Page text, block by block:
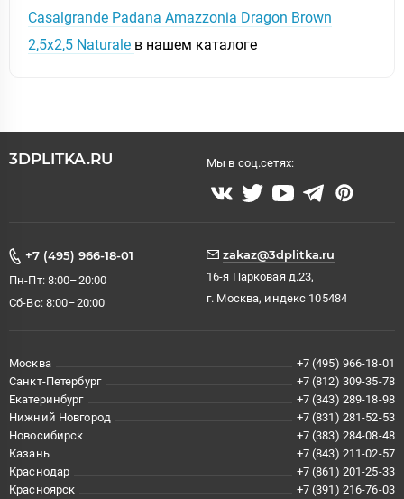
Casalgrande Padana Amazzonia Dragon Brown
2,5x2,5 Naturale в нашем каталоге
3DPLITKA.RU Мы в соц.сетях:
+7 (495) 966-18-01
Пн-Пт: 8:00–20:00
Сб-Вс: 8:00–20:00
zakaz@3dplitka.ru
16-я Парковая д.23,
г. Москва, индекс 105484
Москва
+7 (495) 966-18-01
Санкт-Петербург
+7 (812) 309-35-78
Екатеринбург
+7 (343) 289-18-98
Нижний Новгород
+7 (831) 281-52-53
Новосибирск
+7 (383) 284-08-48
Казань
+7 (843) 211-02-57
Краснодар
+7 (861) 201-25-33
Красноярск
+7 (391) 216-76-03